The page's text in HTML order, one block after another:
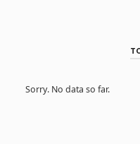
Sorry. No data so far.